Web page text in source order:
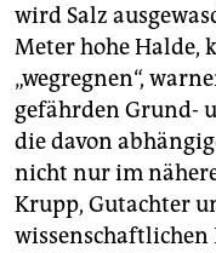
wird Salz
Meter hohe Halde,
„wegregnen“,
gefährden Grund-
die davon
nicht nur im
Krupp, Gutachter
wissenschaftlichen